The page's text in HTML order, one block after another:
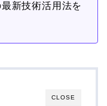
新技術活用法を
CLOSE